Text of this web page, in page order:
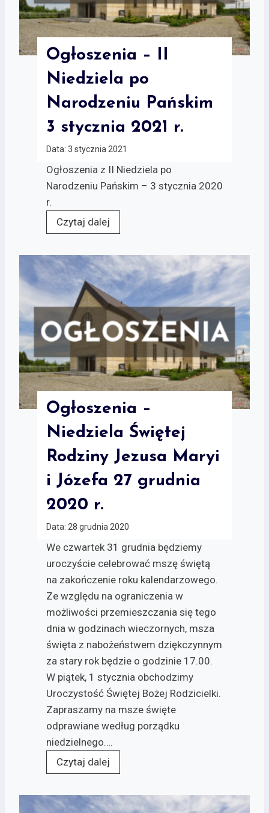
Ogłoszenia – II
Niedziela po
Narodzeniu Pańskim
3 stycznia 2021 r.
Data: 3 stycznia 2021
Ogłoszenia z II Niedziela po
Narodzeniu Pańskim – 3 stycznia 2020
r.
Czytaj dalej
Ogłoszenia –
Niedziela Świętej
Rodziny Jezusa Maryi
i Józefa 27 grudnia
2020 r.
Data: 28 grudnia 2020
We czwartek 31 grudnia będziemy
uroczyście celebrować mszę świętą
na zakończenie roku kalendarzowego.
Ze względu na ograniczenia w
możliwości przemieszczania się tego
dnia w godzinach wieczornych, msza
święta z nabożeństwem dziękczynnym
za stary rok będzie o godzinie 17.00.
W piątek, 1 stycznia obchodzimy
Uroczystość Świętej Bożej Rodzicielki.
Zapraszamy na msze święte
odprawiane według porządku
niedzielnego….
Czytaj dalej